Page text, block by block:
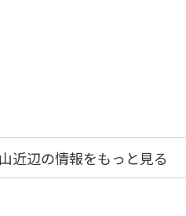
近辺の情報をもっと見る